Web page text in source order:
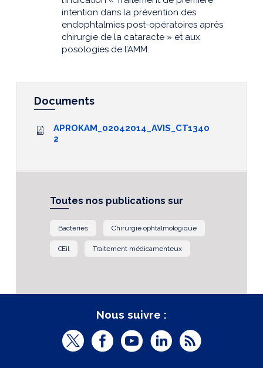
intention dans la prévention des
endophtalmies post-opératoires après
chirurgie de la cataracte » et aux
posologies de l’AMM.
Documents
APROKAM_02042014_AVIS_CT1340
2
Toutes nos publications sur
Bactéries Chirurgie ophtalmologique
Œil Traitement médicamenteux
Nous suivre :
T
F
Y
L
R